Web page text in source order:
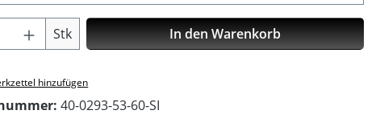
Anzahl: Gib den gewünschten Wert
Stk In den Warenkorb
hinzufügen
40-0293-53-60-SI